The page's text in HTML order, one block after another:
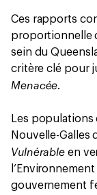
Ces rapports
proportionnelle
sein du
critère clé pour
Menacée.
Les populations
Nouvelle-Galles
Vulnérable en
gouvernement